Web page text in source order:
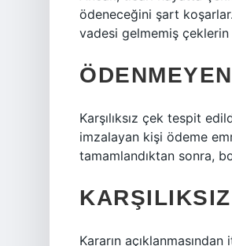
ödeneceğini şart
vadesi gelmemiş
Karşılıksız çek tespit
imzalayan kişi ödeme
tamamlandıktan sonra,
Kararın